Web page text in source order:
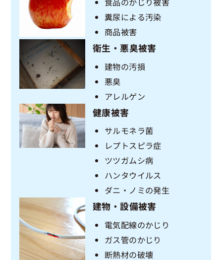
糞尿による汚染
商品被害
衛生・悪臭被害
建物の汚損
悪臭
アレルゲン
健康被害
サルモネラ菌
レプトスピラ症
ツツガムシ病
ハンタウイルス
ダニ・ノミの発生
建物・設備被害
電気配線のかじり
ガス管のかじり
断熱材の破壊